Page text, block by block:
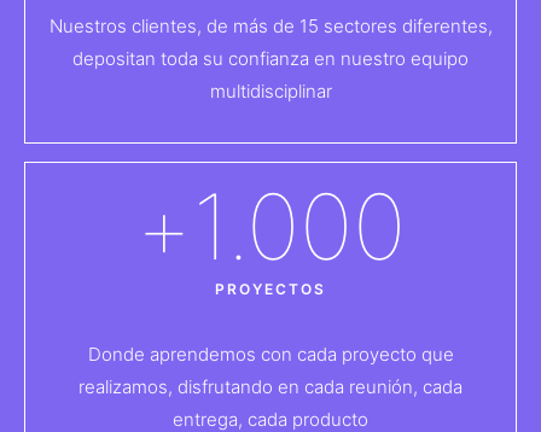
Nuestros clientes, de más de 15 sectores diferentes,
depositan toda su confianza en nuestro equipo
multidisciplinar
PROYECTOS
+1.000
Donde aprendemos con cada proyecto que
realizamos, disfrutando en cada reunión, cada
entrega, cada producto